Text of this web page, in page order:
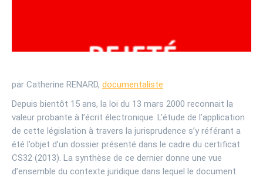
par Catherine RENARD, documentaliste
Depuis bientôt 15 ans, la loi du 13 mars 2000 reconnait la
valeur probante à l’écrit électronique. L’étude de l’application
de cette législation à travers la jurisprudence s’y référant a
été l’objet d’un dossier présenté dans le cadre du certificat
CS32 (2013). La synthèse de ce dernier donne une vue
d’ensemble du contexte juridique dans lequel le document